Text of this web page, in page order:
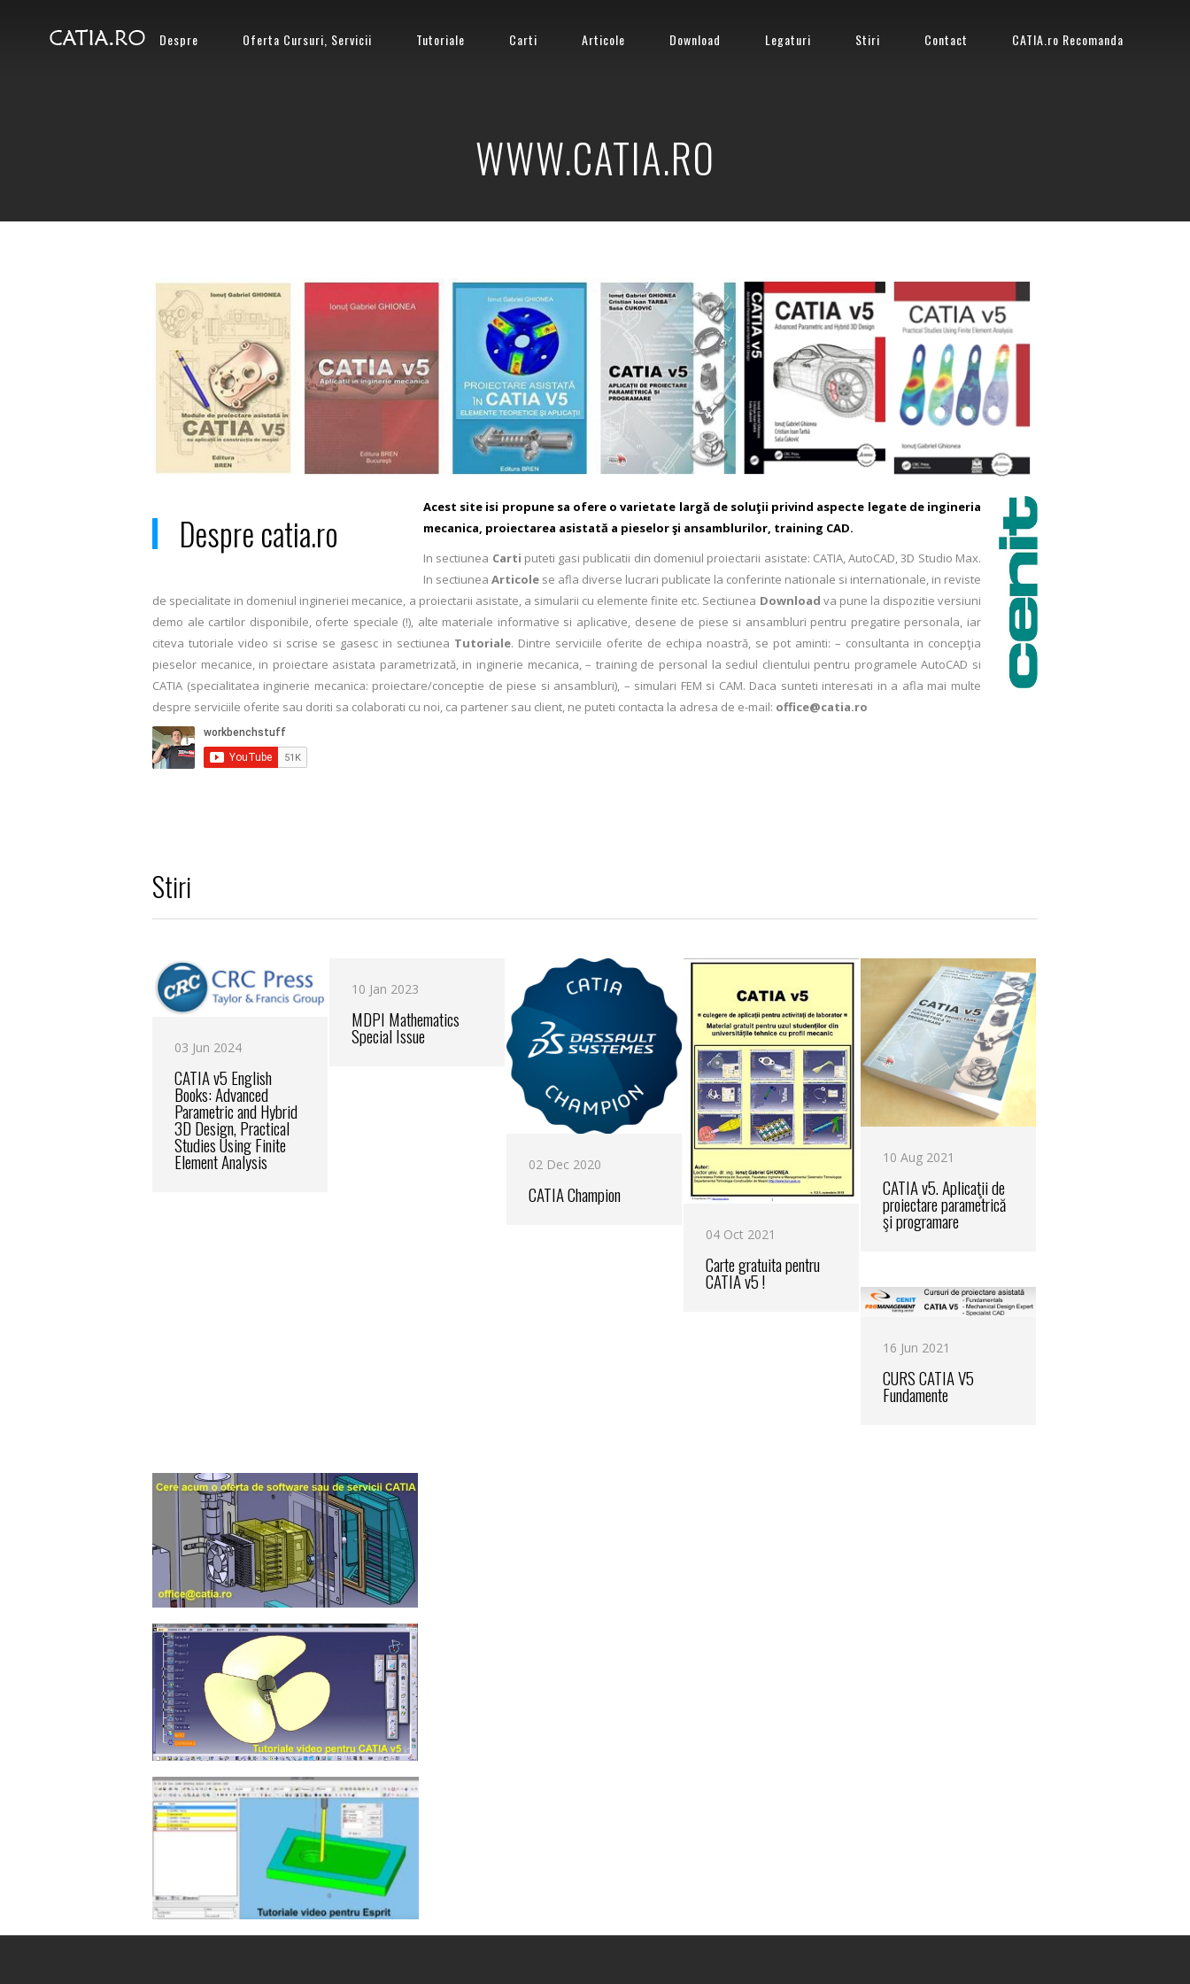
Despre Oferta Cursuri, Servicii Tutoriale Carti Articole Download Legaturi Stiri Contact CATIA.ro Recomanda
WWW.CATIA.RO
Despre catia.ro
Acest site isi propune sa ofere o varietate largă de soluţii privind aspecte legate de ingineria
mecanica, proiectarea asistată a pieselor şi ansamblurilor, training CAD.
In sectiunea Carti puteti gasi publicatii din domeniul proiectarii asistate: CATIA, AutoCAD, 3D Studio Max.
In sectiunea Articole se afla diverse lucrari publicate la conferinte nationale si internationale, in reviste
de specialitate in domeniul ingineriei mecanice, a proiectarii asistate, a simularii cu elemente finite etc. Sectiunea Download va pune la dispozitie versiuni
demo ale cartilor disponibile, oferte speciale (!), alte materiale informative si aplicative, desene de piese si ansambluri pentru pregatire personala, iar
citeva tutoriale video si scrise se gasesc in sectiunea Tutoriale. Dintre serviciile oferite de echipa noastră, se pot aminti: – consultanta in concepţia
pieselor mecanice, in proiectare asistata parametrizată, in inginerie mecanica, – training de personal la sediul clientului pentru programele AutoCAD si
CATIA (specialitatea inginerie mecanica: proiectare/conceptie de piese si ansambluri), – simulari FEM si CAM. Daca sunteti interesati in a afla mai multe
despre serviciile oferite sau doriti sa colaborati cu noi, ca partener sau client, ne puteti contacta la adresa de e-mail: office@catia.ro
Stiri
03 Jun 2024
CATIA v5 English
Books: Advanced
Parametric and Hybrid
3D Design, Practical
Studies Using Finite
Element Analysis
10 Jan 2023
MDPI Mathematics
Special Issue
02 Dec 2020
CATIA Champion
04 Oct 2021
Carte gratuita pentru
CATIA v5 !
10 Aug 2021
CATIA v5. Aplicaţii de
proiectare parametrică
şi programare
16 Jun 2021
CURS CATIA V5
Fundamente